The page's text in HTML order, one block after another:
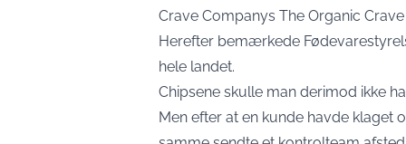
Crave Companys The Organic
Herefter bemærkede
hele landet.
Chipsene skulle man derimod ikke
Men efter at en kunde havde klaget